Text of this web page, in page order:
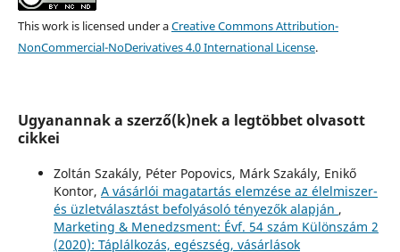
This work is licensed under aCreative Commons Attribution-
NonCommercial-NoDerivatives 4.0 International License.
Ugyanannak a szerző(k)nek a legtöbbet olvasott
cikkei
Zoltán Szakály, Péter Popovics, Márk Szakály, Enikő
Kontor, A vásárlói magatartás elemzése az élelmiszer-
és üzletválasztást befolyásoló tényezők alapján ,
Marketing & Menedzsment: Évf. 54 szám Különszám 2
(2020): Táplálkozás, egészség, vásárlások